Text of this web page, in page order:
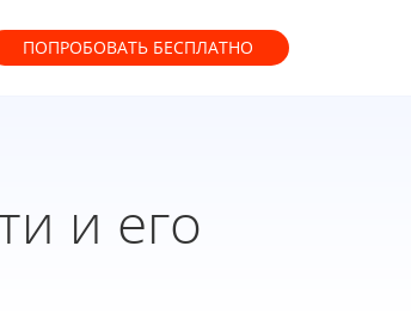
ПОПРОБОВАТЬ БЕСПЛАТНО
и его